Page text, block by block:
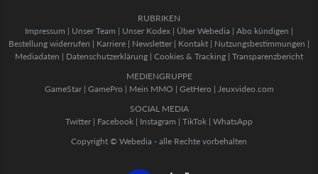
RUBRIKEN
Impressum | Unser Team | Unser Kodex | Über Webedia | Abo kündigen |
Bestellung widerrufen | Karriere | Newsletter | Kontakt | Nutzungsbestimmungen |
Mediadaten | Datenschutzerklärung | Cookies & Tracking | Transparenzbericht
MEDIENGRUPPE
GameStar| GamePro | Mein MMO | GetHero | Jeuxvideo.com
SOCIAL MEDIA
Twitter | Facebook | Instagram | TikTok | WhatsApp
Copyright © Webedia - alle Rechte vorbehalten